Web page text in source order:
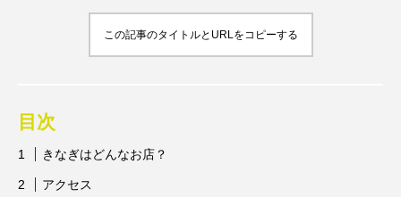
この記事のタイトルとURLをコピーする
目次
きなぎはどんなお店？
アクセス